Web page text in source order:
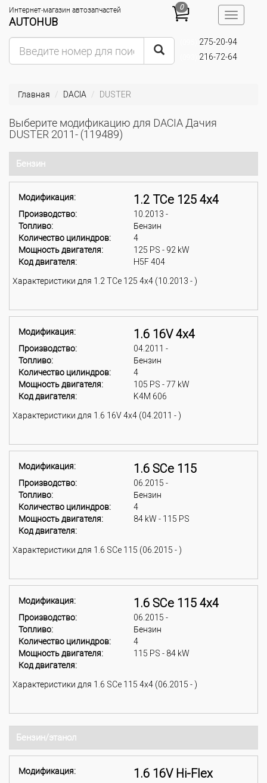
Toggle
0
Интернет-магазин автозапчастей
AUTOHUB
275-20-94
216-72-64
Главная DACIA DUSTER
Выберите модификацию для DACIA Дачия
DUSTER 2011- (119489)
Бензин
Модификация: 1.2 TCe 125 4x4
Производство:
10.2013 -
Топливо:
Бензин
Количество цилиндров:
4
Мощность двигателя:
125 PS - 92 kW
Код двигателя:
H5F 404
Характеристики для 1.2 TCe 125 4x4 (10.2013 - )
Модификация: 1.6 16V 4x4
Производство:
04.2011 -
Топливо:
Бензин
Количество цилиндров:
4
Мощность двигателя:
105 PS - 77 kW
Код двигателя:
K4M 606
Характеристики для 1.6 16V 4x4 (04.2011 - )
Модификация: 1.6 SCe 115
Производство:
06.2015 -
Топливо:
Бензин
Количество цилиндров:
4
Мощность двигателя:
84 kW - 115 PS
Код двигателя:
Характеристики для 1.6 SCe 115 (06.2015 - )
Модификация: 1.6 SCe 115 4x4
Производство:
06.2015 -
Топливо:
Бензин
Количество цилиндров:
4
Мощность двигателя:
115 PS - 84 kW
Код двигателя:
Характеристики для 1.6 SCe 115 4x4 (06.2015 - )
Бензин/этанол
Модификация: 1.6 16V Hi-Flex